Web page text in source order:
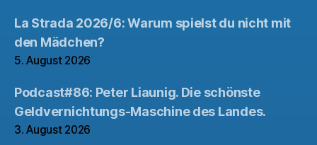
La Strada 2026/6: Warum spielst du nicht mit
den Mädchen?
5. August 2026
Podcast#86: Peter Liaunig. Die schönste
Geldvernichtungs-Maschine des Landes.
3. August 2026